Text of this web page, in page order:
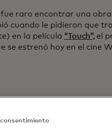
raro encontrar una
cuando le pidieron que
en la película “Touch”, el
se estrenó hoy en el cine